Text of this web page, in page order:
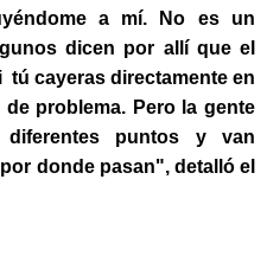
a mí.
No es un
dicen por allí que el
tú cayeras directamente en
problema. Pero la gente
puntos y van
donde pasan", detalló el